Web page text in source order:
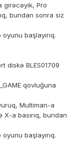
girəcəyik, Pro
bundan sonra siz
başlayırıq.
diskə BLES01709
qovluğuna
Multiman-a
a basırıq, bundan
başlayırıq.